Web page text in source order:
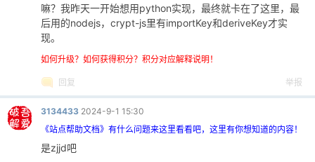
嘛？我昨天一开始想用python实现，最终就卡在了这里，最
后用的nodejs，crypt-js里有importKey和deriveKey才实
现。
如何升级？如何获得积分？积分对应解释说明！
回复 举报
3134433 2024-9-1 15:30
《站点帮助文档》有什么问题来这里看看吧，这里有你想知道的内容！
是zjjd吧